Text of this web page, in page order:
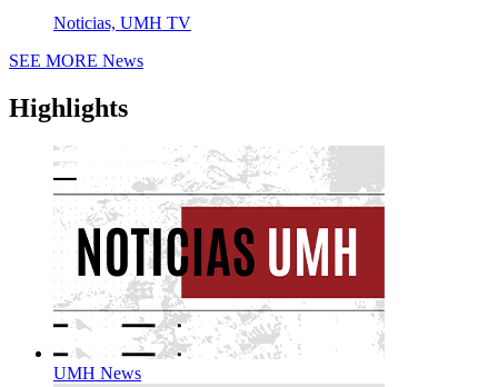
Noticias, UMH TV
SEE MORE News
Highlights
UMH News